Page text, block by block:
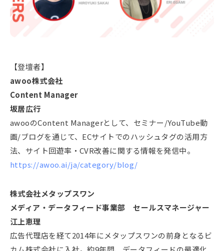
【登壇者】
awoo株式会社
Content Manager
坂居広行
awooのContent Managerとして、セミナー/YouTube動
画/ブログを通じて、ECサイトでのハッシュタグの活用方
法、サイト回遊率・CVR改善に関する情報を発信中。
https://awoo.ai/ja/category/blog/
株式会社メタップスワン
メディア・データフィード事業部 セールスマネージャー
江上恵理
広告代理店を経て2014年にメタップスワンの前身となるビ